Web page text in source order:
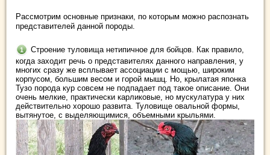
Рассмотрим основные признаки, по которым можно распознать
представителей данной породы.
Строение туловища нетипичное для бойцов. Как правило,
когда заходит речь о представителях данного направления, у
многих сразу же всплывает ассоциации с мощью, широким
корпусом, большим весом и горой мышц. Но, крылатая японка
Тузо порода кур совсем не подпадает под такое описание. Они
очень мелкие, практически карликовые, но мускулатура у них
действительно хорошо развита. Туловище овальной формы,
вытянутое, с выделяющимися, объемными крыльями.